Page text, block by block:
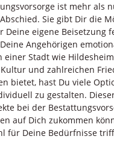
ist mehr als
Sie gibt Dir die
Deine eigene Beisetzung
Angehörigen
einer Stadt wie
Kultur und zahlreichen
bietet, hast Du viele
zu gestalten.
bei der
auf Dich zukommen
für Deine Bedürfnisse